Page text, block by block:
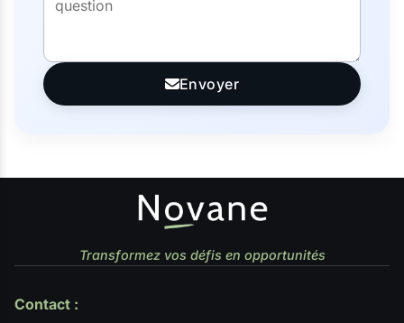
Envoyer
Transformez vos défis en opportunités
Contact :